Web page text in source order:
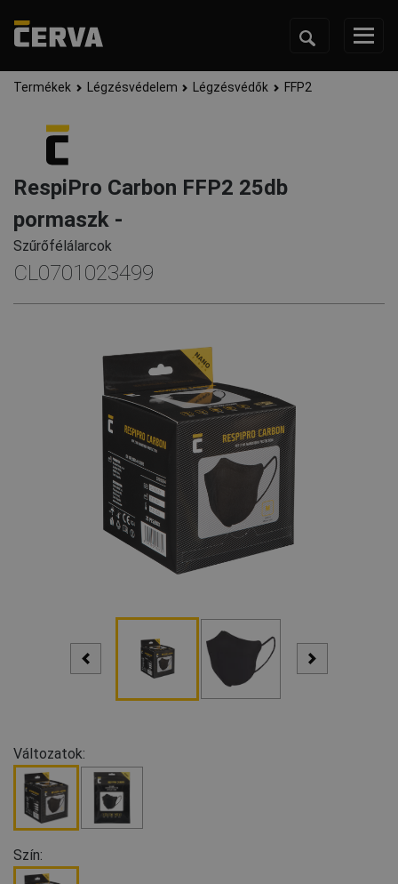
Termékek Légzésvédelem Légzésvédők FFP2
RespiPro Carbon FFP2 25db
pormaszk -
Szűrőfélálarcok
CL0701023499
Változatok:
Szín: